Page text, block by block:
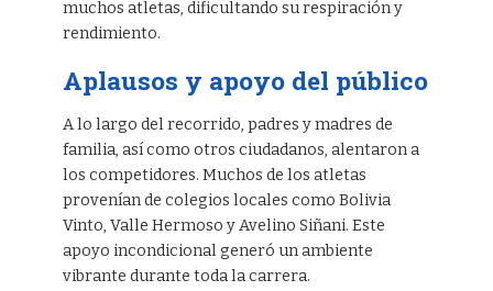
muchos atletas, dificultando su respiración y
rendimiento.
Aplausos y apoyo del público
A lo largo del recorrido, padres y madres de
familia, así como otros ciudadanos, alentaron a
los competidores. Muchos de los atletas
provenían de colegios locales como Bolivia
Vinto, Valle Hermoso y Avelino Siñani. Este
apoyo incondicional generó un ambiente
vibrante durante toda la carrera.